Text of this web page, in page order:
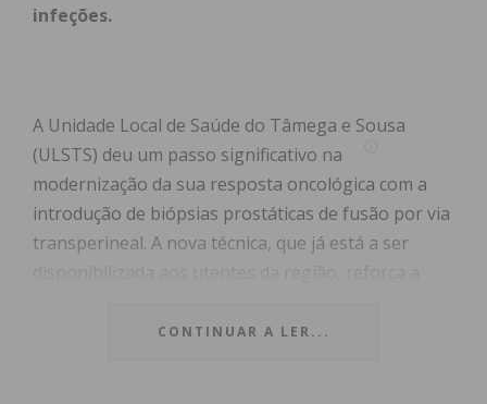
infeções.
A Unidade Local de Saúde do Tâmega e Sousa
(ULSTS) deu um passo significativo na
modernização da sua resposta oncológica com a
introdução de biópsias prostáticas de fusão por via
transperineal. A nova técnica, que já está a ser
disponibilizando aos utentes da região um método
CONTINUAR A LER...